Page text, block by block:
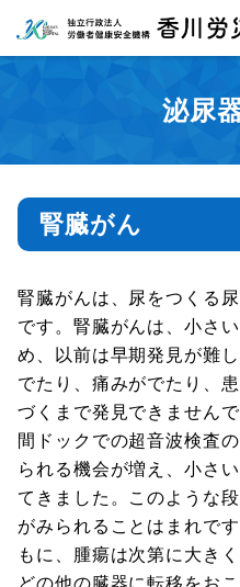
泌尿
腎臓がん
腎臓がんは、尿をつくる
です。腎臓がんは、小さ
め、以前は早期発見が難
でたり、痛みがでたり、
づくまで発見できません
間ドックでの超音波検査
られる機会が増え、小さ
てきました。このような
がみられることはまれで
もに、腫瘍は次第に大き
どの他の臓器に転移をお